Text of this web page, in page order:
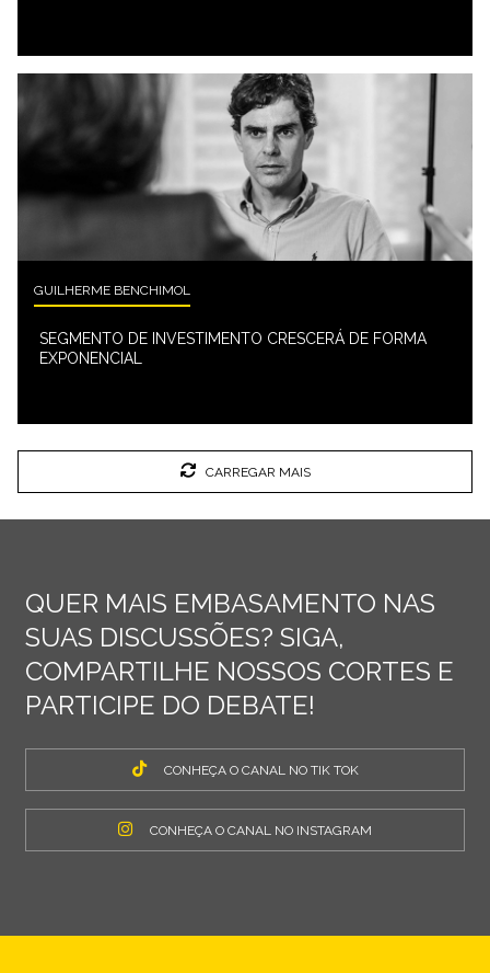
GUILHERME BENCHIMOL
SEGMENTO DE INVESTIMENTO CRESCERÁ DE FORMA
EXPONENCIAL
CARREGAR MAIS
QUER MAIS EMBASAMENTO NAS
SUAS DISCUSSÕES? SIGA,
COMPARTILHE NOSSOS CORTES E
PARTICIPE DO DEBATE!
CONHEÇA O CANAL NO TIK TOK
CONHEÇA O CANAL NO INSTAGRAM